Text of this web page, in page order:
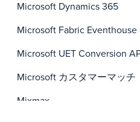
Microsoft Dynamics 365
Microsoft Fabric Eventhouse
Microsoft UET Conversion
Microsoft カスタマーマッチ
Mixmax